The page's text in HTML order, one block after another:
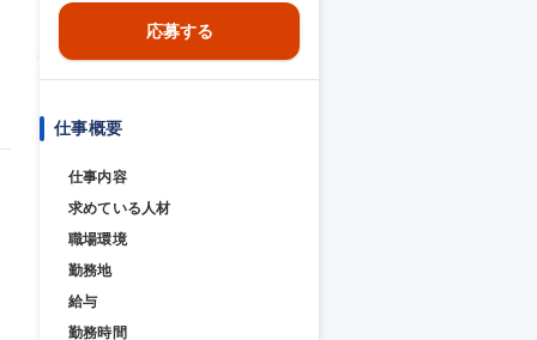
応募する
仕事概要
仕事内容
求めている人材
職場環境
勤務地
給与
勤務時間